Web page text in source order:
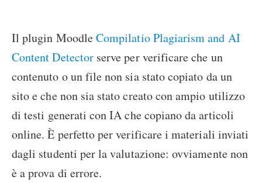
Il plugin MoodleCompilatio Plagiarism and AI
Content Detectorserve per verificare che un
contenuto o un file non sia stato copiato da un
sito e che non sia stato creato con ampio utilizzo
di testi generati con IA che copiano da articoli
online. È perfetto per verificare i materiali inviati
dagli studenti per la valutazione: ovviamente non
è a prova di errore.